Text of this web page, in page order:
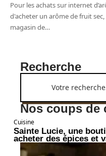
Pour les achats sur internet
d'acheter un arôme de fruit
magasin de…
Recherche
Nos coups de
Cuisine
Sainte Lucie, une
acheter des épices et